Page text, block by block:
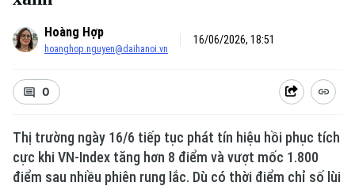
Xu hướng
Hoàng Hợp
hoanghop.nguyen@daihanoi.vn
16/06/2026, 18:51
0
Thị trường ngày 16/6 tiếp tục phát tín hiệu hồi phục tích
cực khi VN-Index tăng hơn 8 điểm và vượt mốc 1.800
điểm sau nhiều phiên rung lắc. Dù có thời điểm chỉ số lùi